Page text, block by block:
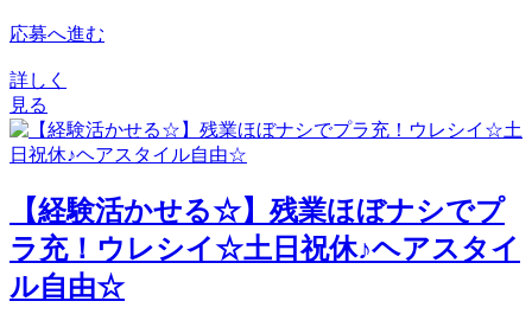
応募へ進む
詳しく
見る
【経験活かせる☆】残業ほぼナシでプ
ラ充！ウレシイ☆土日祝休♪ヘアスタイ
ル自由☆